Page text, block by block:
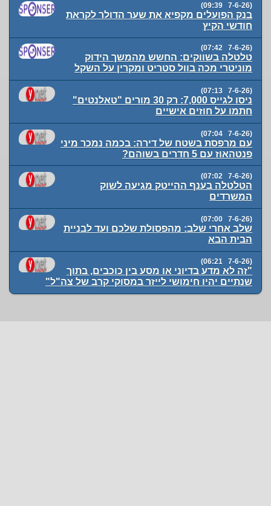
(7-6-26 09:39)
בנק הפועלים מקפיא את שער הדולר לקראת
חודשי הקיץ
(7-6-26 07:42)
טלטלה בשווקים: החשש מהמשך הידוק
מוניטרי מכה בוול סטריט ומקרין על השקל
(7-6-26 07:13)
ניסו לגייס 7,000: רק 30 מורים "טאלנטים"
חתמו על חוזים אישיים
(7-6-26 07:04)
עם מרפסת בשטח של דירה: בכמה נמכר מיני
פנטהאוז עם 5 חדרים בשוהם?
(7-6-26 07:02)
הטלטלה בענף ההייטק מגיעה לשוק
המשרדים
(7-6-26 07:00)
שלב אחרי שלב: מהפסולת שלכם ועד לבניית
הבית הבא
(7-6-26 06:21)
"זה לא מדע בדיוני או מסע בין כוכבים, בתוך
שנתיים יהיו חימושי לייזר במסוקי קרב של צה"ל"